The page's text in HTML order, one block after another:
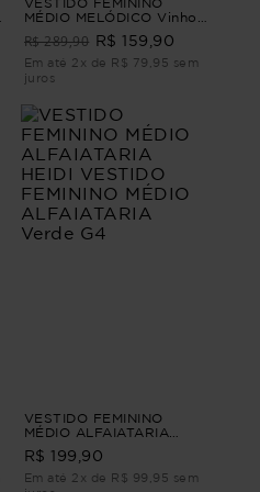
MÉDIO MELÓDICO Vinho
R$ 289,90 R$ 159,90
Em até 2x de R$ 79,95 sem
juros
VESTIDO FEMININO
MÉDIO ALFAIATARIA
HEIDI VESTIDO FEMININO
MÉDIO ALFAIATARIA
Verde G4
R$ 199,90
Em até 2x de R$ 99,95 sem